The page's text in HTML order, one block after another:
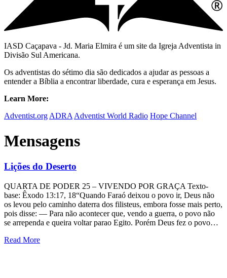
IASD Caçapava - Jd. Maria Elmira é um site da Igreja Adventista in
Divisão Sul Americana.
Os adventistas do sétimo dia são dedicados a ajudar as pessoas a
entender a Bíblia a encontrar liberdade, cura e esperança em Jesus.
Learn More:
Adventist.org ADRA Adventist World Radio Hope Channel
Mensagens
Lições do Deserto
QUARTA DE PODER 25 – VIVENDO POR GRAÇA Texto-
base: Êxodo 13:17, 18“Quando Faraó deixou o povo ir, Deus não
os levou pelo caminho daterra dos filisteus, embora fosse mais perto,
pois disse: — Para não acontecer que, vendo a guerra, o povo não
se arrependa e queira voltar parao Egito. Porém Deus fez o povo…
Read More